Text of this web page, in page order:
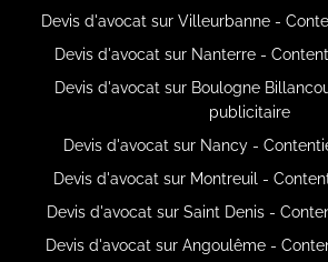
Devis d'avocat sur Villeurbanne -
Devis d'avocat sur Nanterre -
Devis d'avocat sur Boulogne
publicitaire
Devis d'avocat sur Nancy -
Devis d'avocat sur Montreuil -
Devis d'avocat sur Saint Denis -
Devis d'avocat sur Angoulême -